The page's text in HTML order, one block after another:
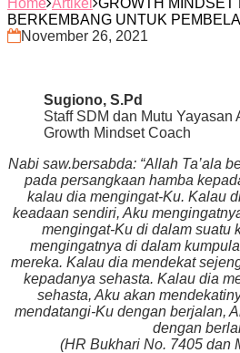
BERKEMBANG UNTUK
November 26, 2021
Sugiono, S.Pd
Staff SDM dan Mutu Yayasan
Growth Mindset Coach
Nabi saw.bersabda: “Allah Ta’ala
pada persangkaan hamba
kalau dia mengingat-Ku. Kalau
keadaan sendiri, Aku
mengingat-Ku di dalam suatu
mengingatnya di dalam
mereka. Kalau dia mendekat
kepadanya sehasta. Kalau dia
sehasta, Aku akan
mendatangi-Ku dengan berjalan,
dengan
(HR Bukhari No. 7405 dan